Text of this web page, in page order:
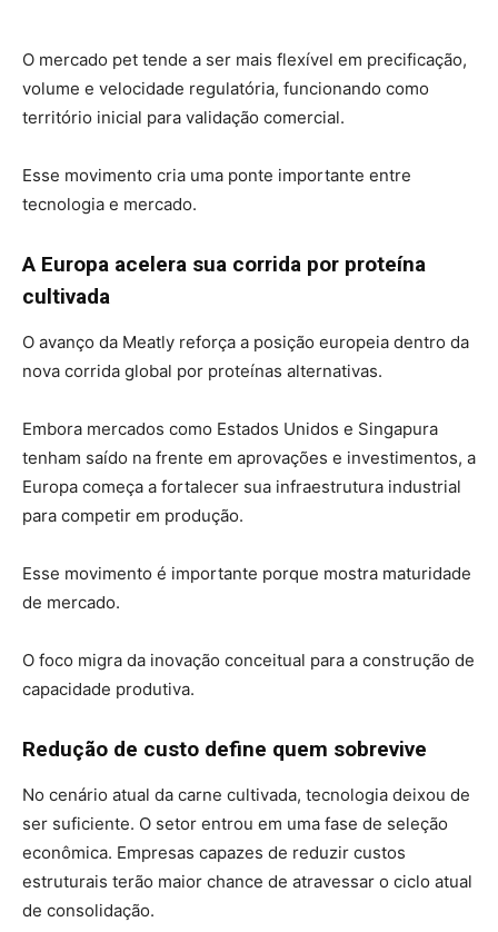
O mercado pet tende a ser mais flexível em precificação,
volume e velocidade regulatória, funcionando como
território inicial para validação comercial.
Esse movimento cria uma ponte importante entre
tecnologia e mercado.
A Europa acelera sua corrida por proteína
cultivada
O avanço da Meatly reforça a posição europeia dentro da
nova corrida global por proteínas alternativas.
Embora mercados como Estados Unidos e Singapura
tenham saído na frente em aprovações e investimentos, a
Europa começa a fortalecer sua infraestrutura industrial
para competir em produção.
Esse movimento é importante porque mostra maturidade
de mercado.
O foco migra da inovação conceitual para a construção de
capacidade produtiva.
Redução de custo define quem sobrevive
No cenário atual da carne cultivada, tecnologia deixou de
ser suficiente. O setor entrou em uma fase de seleção
econômica. Empresas capazes de reduzir custos
estruturais terão maior chance de atravessar o ciclo atual
de consolidação.